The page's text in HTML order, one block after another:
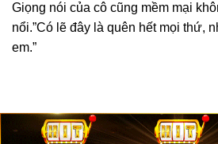
Giọng nói của cô cũng mềm mại
nổi.”Có lẽ đây là quên hết mọi thứ,
em.”